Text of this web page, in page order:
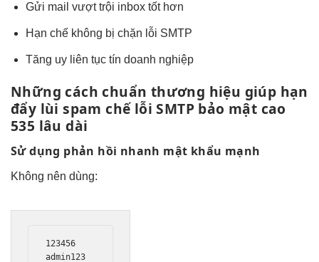
Gửi mail vượt trội inbox tốt hơn
Hạn chế không bị chặn lỗi SMTP
Tăng uy liên tụctín doanh nghiệp
Những cáchchuẩn thương hiệu giúp hạn
đẩy lùi spam chế lỗi SMTP bảo mật cao
535 lâu dài
Sử dụng phản hồi nhanh mật khẩu mạnh
Không nên dùng:
123456
admin123